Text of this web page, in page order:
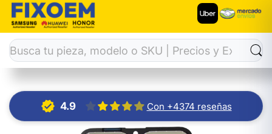
Inicio Display Display Samsung A10E / A20E Ips Sm-
4.9 Con +4374 reseñas